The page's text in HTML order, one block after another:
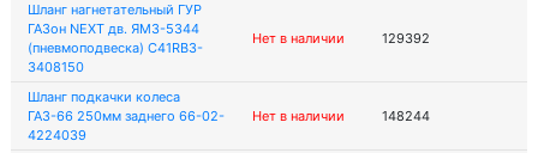
Шланг нагнетательный ГУР
ГАЗон NEXT дв. ЯМЗ-5344
(пневмоподвеска) C41RB3-
3408150
Нет в наличии 129392
Шланг подкачки колеса
ГАЗ-66 250мм заднего 66-02-
4224039
Нет в наличии 148244